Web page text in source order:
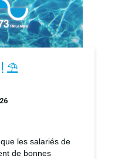
! ⛱️
les salariés de
de bonnes